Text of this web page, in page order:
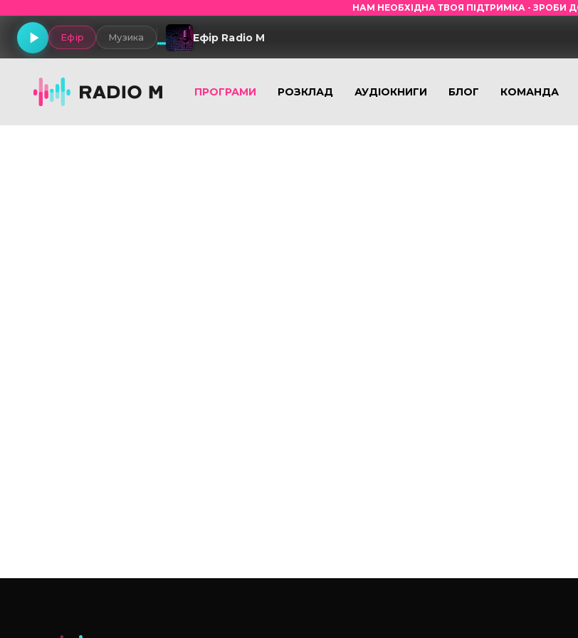
НАМ НЕОБХІДНА ТВОЯ ПІДТРИМКА - ЗРОБИ
Ефір Музика Ефір Radio M
ПРОГРАМИ РОЗКЛАД АУДІОКНИГИ БЛОГ КОМАНДА